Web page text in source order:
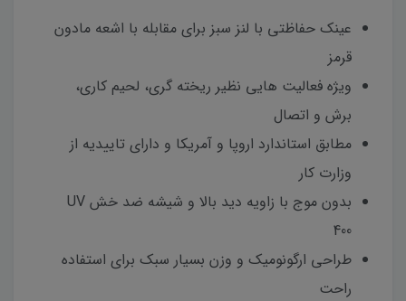
عینک حفاظتی با لنز سبز برای مقابله با اشعه مادون
قرمز
ویژه فعالیت هایی نظیر ریخته گری، لحیم کاری،
برش و اتصال
مطابق استاندارد اروپا و آمریکا و دارای تاییدیه از
وزارت کار
بدون موج با زاویه دید بالا و شیشه ضد خش UV
400
طراحی ارگونومیک و وزن بسیار سبک برای استفاده
راحت